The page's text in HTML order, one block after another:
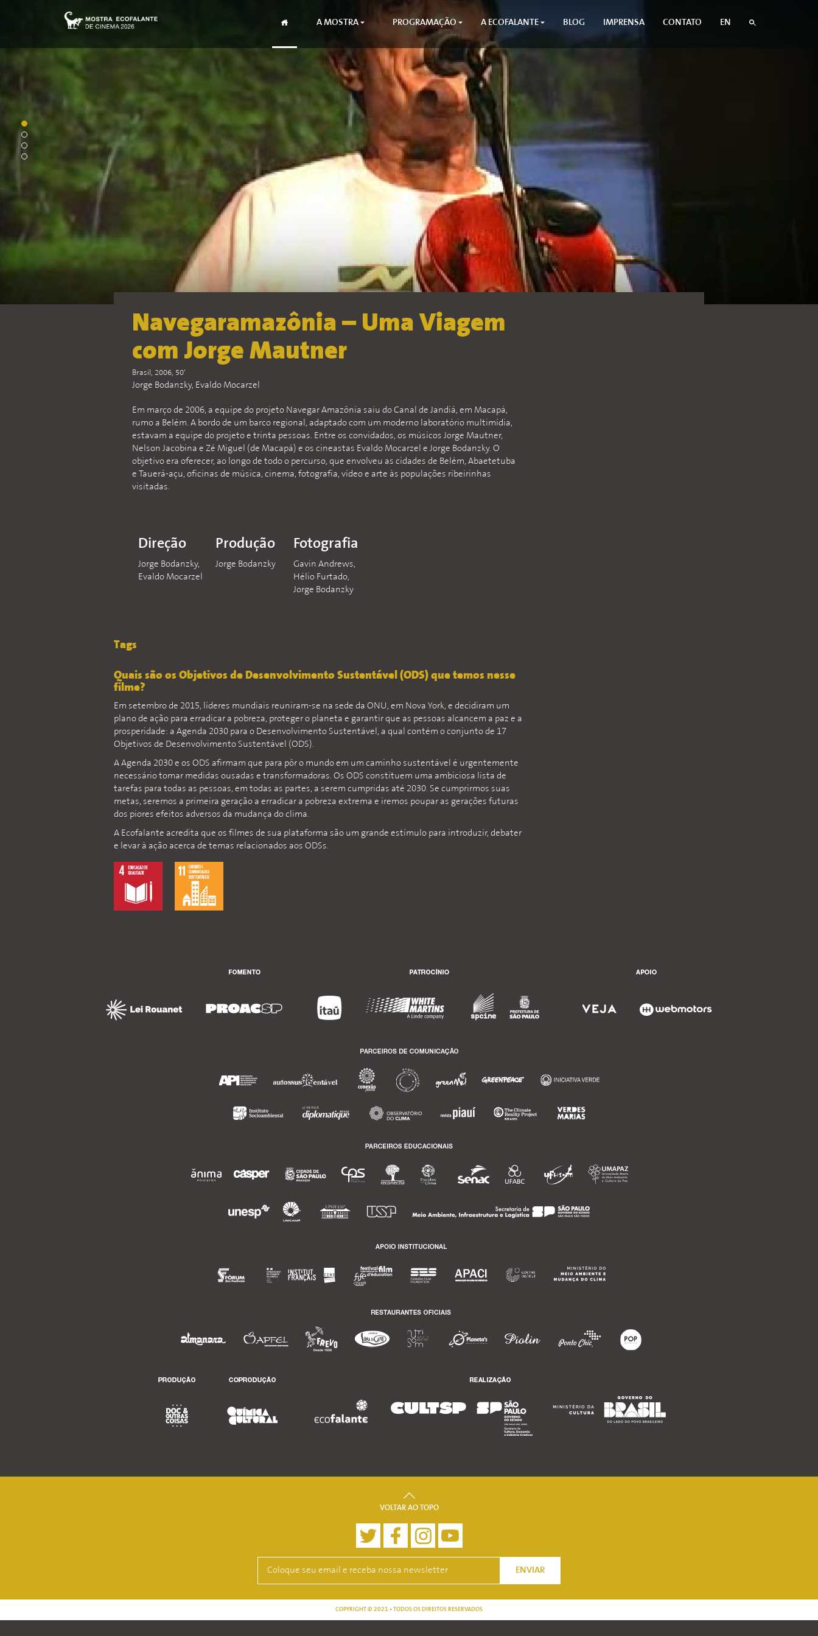
A MOSTRA PROGRAMAÇÃO A ECOFALANTE BLOG IMPRENSA CONTATO EN
Navegaramazônia – Uma Viagem
com Jorge Mautner
Brasil, 2006, 50'
Jorge Bodanzky, Evaldo Mocarzel
Em março de 2006, a equipe do projeto Navegar Amazônia saiu do Canal de Jandiá, em Macapá,
rumo a Belém. A bordo de um barco regional, adaptado com um moderno laboratório multimídia,
estavam a equipe do projeto e trinta pessoas. Entre os convidados, os músicos Jorge Mautner,
Nelson Jacobina e Zé Miguel (de Macapá) e os cineastas Evaldo Mocarzel e Jorge Bodanzky. O
objetivo era oferecer, ao longo de todo o percurso, que envolveu as cidades de Belém, Abaetetuba
e Tauerá-açu, oficinas de música, cinema, fotografia, vídeo e arte às populações ribeirinhas
visitadas.
Direção
Jorge Bodanzky,
Evaldo Mocarzel
Produção
Jorge Bodanzky
Fotografia
Gavin Andrews,
Hélio Furtado,
Jorge Bodanzky
Tags
Quais são os Objetivos de Desenvolvimento Sustentável (ODS) que temos nesse
filme?
Em setembro de 2015, líderes mundiais reuniram-se na sede da ONU, em Nova York, e decidiram um
plano de ação para erradicar a pobreza, proteger o planeta e garantir que as pessoas alcancem a paz e a
prosperidade: a Agenda 2030 para o Desenvolvimento Sustentável, a qual contém o conjunto de 17
Objetivos de Desenvolvimento Sustentável (ODS).
A Agenda 2030 e os ODS afirmam que para pôr o mundo em um caminho sustentável é urgentemente
necessário tomar medidas ousadas e transformadoras. Os ODS constituem uma ambiciosa lista de
tarefas para todas as pessoas, em todas as partes, a serem cumpridas até 2030. Se cumprirmos suas
metas, seremos a primeira geração a erradicar a pobreza extrema e iremos poupar as gerações futuras
dos piores efeitos adversos da mudança do clima.
A Ecofalante acredita que os filmes de sua plataforma são um grande estímulo para introduzir, debater
e levar à ação acerca de temas relacionados aos ODSs.
VOLTAR AO TOPO
ENVIAR
COPYRIGHT © 2021 • TODOS OS DIREITOS RESERVADOS